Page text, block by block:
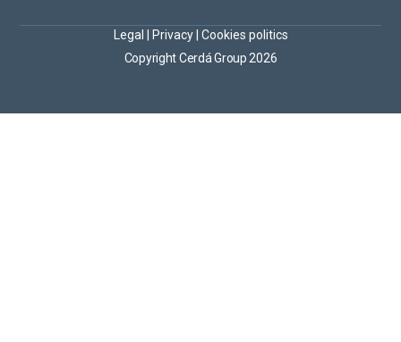
Copyright Cerdá Group 2026
Legal Privacy Cookies politics